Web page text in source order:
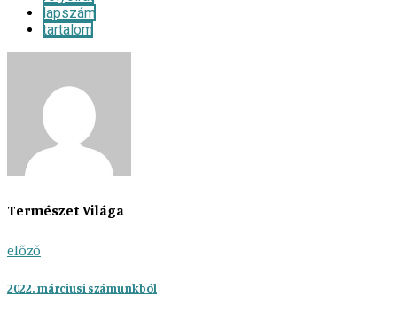
lapszám
tartalom
Természet Világa
előző
2022. márciusi számunkból